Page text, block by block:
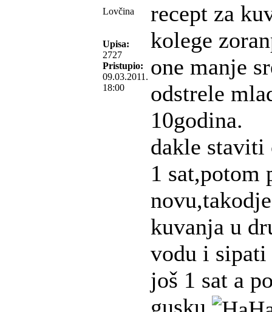
Lovčina
Upisa:
2727
Pristupio:
09.03.2011.
18:00
recept za
kolege
one manje
odstrele
10godina.
dakle staviti
1 sat,potom
kuvanja u
vodu i
još 1 sat a
gusku.